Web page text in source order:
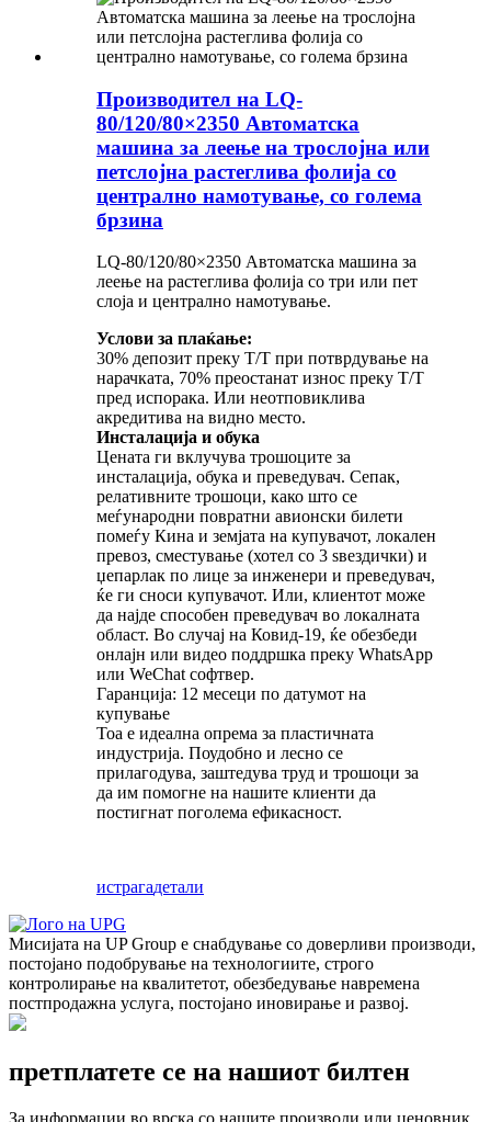
Производител на LQ-
80/120/80×2350 Автоматска
машина за леење на трослојна или
петслојна растеглива фолија со
централно намотување, со голема
брзина
LQ-80/120/80×2350 Автоматска машина за
леење на растеглива фолија со три или пет
слоја и централно намотување.
Услови за плаќање:
30% депозит преку T/T при потврдување на
нарачката, 70% преостанат износ преку T/T
пред испорака. Или неотповиклива
акредитива на видно место.
Инсталација и обука
Цената ги вклучува трошоците за
инсталација, обука и преведувач. Сепак,
релативните трошоци, како што се
меѓународни повратни авионски билети
помеѓу Кина и земјата на купувачот, локален
превоз, сместување (хотел со 3 ѕвездички) и
џепарлак по лице за инженери и преведувач,
ќе ги сноси купувачот. Или, клиентот може
да најде способен преведувач во локалната
област. Во случај на Ковид-19, ќе обезбеди
онлајн или видео поддршка преку WhatsApp
или WeChat софтвер.
Гаранција: 12 месеци по датумот на
купување
Тоа е идеална опрема за пластичната
индустрија. Поудобно и лесно се
прилагодува, заштедува труд и трошоци за
да им помогне на нашите клиенти да
постигнат поголема ефикасност.
истрагадетали
Мисијата на UP Group е снабдување со доверливи производи,
постојано подобрување на технологиите, строго
контролирање на квалитетот, обезбедување навремена
постпродажна услуга, постојано иновирање и развој.
претплатете се на нашиот билтен